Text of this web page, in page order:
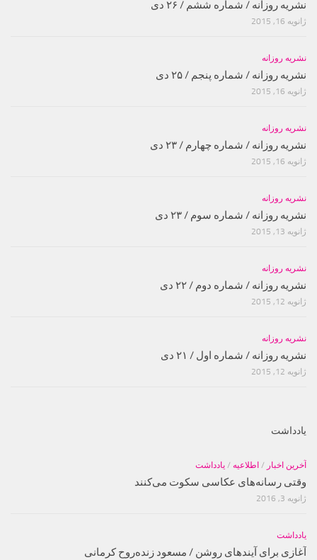
نشریه روزانه / شماره ششم / ۲۶ دی
ژانویه 16, 2015
نشریه روزانه
نشریه روزانه / شماره پنجم / ۲۵ دی
ژانویه 16, 2015
نشریه روزانه
نشریه روزانه / شماره چهارم / ۲۳ دی
ژانویه 16, 2015
نشریه روزانه
نشریه روزانه / شماره سوم / ۲۳ دی
ژانویه 13, 2015
نشریه روزانه
نشریه روزانه / شماره دوم / ۲۲ دی
ژانویه 12, 2015
نشریه روزانه
نشریه روزانه / شماره اول / ۲۱ دی
ژانویه 12, 2015
یادداشت
آخرین اخبار / اطلاعیه / یادداشت
وقتی رسانه‌های عکاسی سکوت می‌کنند
ژانویه 3, 2016
یادداشت
آغازی برای آینده‫ای روشن‬‬ / مسعود زنده‌‫روح کرمانی‬‬